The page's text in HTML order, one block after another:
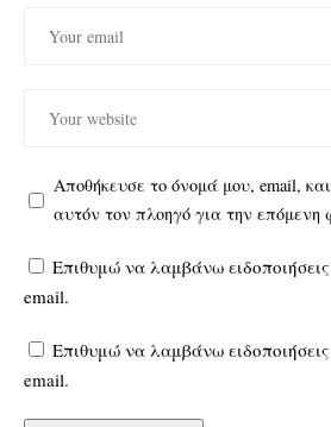
Αποθήκευσε το όνομά μου, email,
αυτόν τον πλοηγό για την
Επιθυμώ να λαμβάνω
email.
Επιθυμώ να λαμβάνω
email.